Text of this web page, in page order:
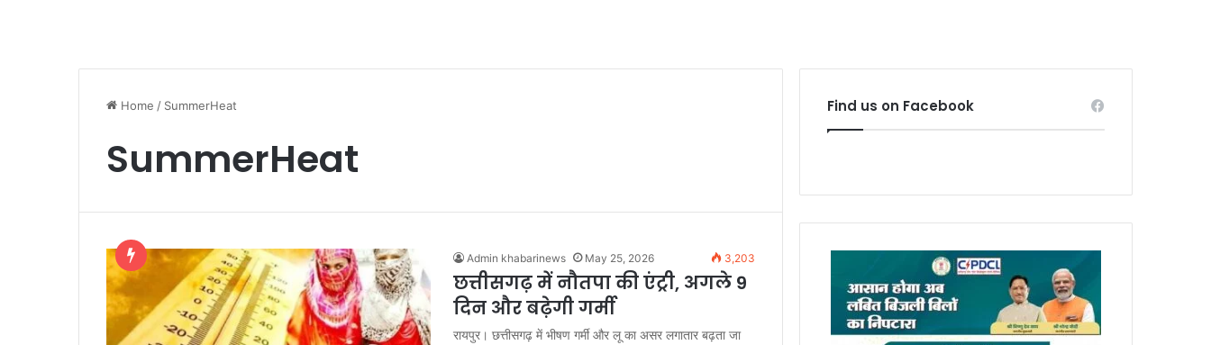
Home / SummerHeat
SummerHeat
Admin khabarinews May 25, 2026 3,203
छत्तीसगढ़ में नौतपा की एंट्री, अगले 9
दिन और बढ़ेगी गर्मी
रायपुर। छत्तीसगढ़ में भीषण गर्मी और लू का असर लगातार बढ़ता जा
Find us on Facebook